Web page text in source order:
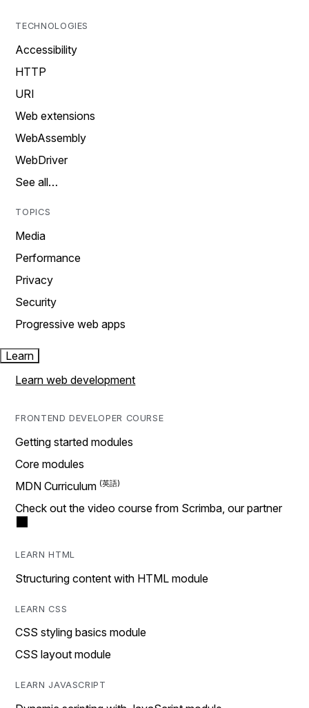
TECHNOLOGIES
Accessibility
HTTP
URI
Web extensions
WebAssembly
WebDriver
See all…
TOPICS
Media
Performance
Privacy
Security
Progressive web apps
Learn
Learn web development
FRONTEND DEVELOPER COURSE
Getting started modules
Core modules
MDN Curriculum
Check out the video course from Scrimba, our partner
LEARN HTML
Structuring content with HTML module
LEARN CSS
CSS styling basics module
CSS layout module
LEARN JAVASCRIPT